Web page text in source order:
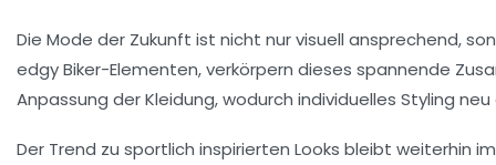
Die Mode der Zukunft ist nicht nur visuell ansprechend,
edgy Biker-Elementen, verkörpern dieses spannende
Anpassung der Kleidung, wodurch individuelles Styling
Der Trend zu sportlich inspirierten Looks bleibt weiterhin